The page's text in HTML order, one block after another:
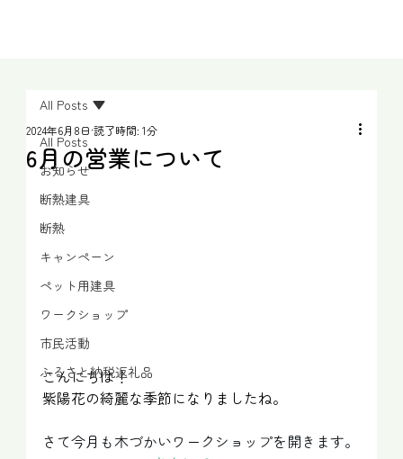
All Posts
お知らせ
断熱建具
断熱
キャンペーン
ペット用建具
ワークショップ
市民活動
ふるさと納税返礼品
All Posts
6月の営業について
2024年6月8日 読了時間: 1分
こんにちは！
紫陽花の綺麗な季節になりましたね。
さて今月も木づかいワークショップを開きます。